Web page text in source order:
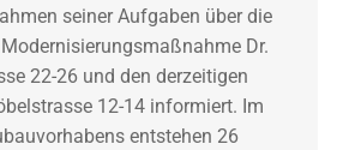
seiner Aufgaben über die
Dr.
22-26 und den derzeitigen
12-14 informiert. Im
entstehen 26